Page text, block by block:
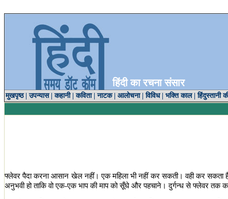
हिंदी का रचना संसार
मुखपृष्ठ|उपन्यास|कहानी|कविता|नाटक| आलोचना|विविध| भक्ति काल|हिंदुस्तानी
फ्लेवर पैदा करना आसान खेल नहीं। एक महिला भी नहीं कर सकती। वही कर सकता
अनुभवी हो ताकि वो एक-एक भाप की माप को सूँघे और पहचाने। दुर्गन्ध से फ्लेवर तक